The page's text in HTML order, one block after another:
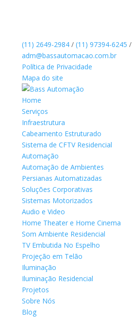
(11) 2649-2984 / (11) 97394-6245 /
adm@bassautomacao.com.br
Política de Privacidade
Mapa do site
Home
Serviços
Infraestrutura
Cabeamento Estruturado
Sistema de CFTV Residencial
Automação
Automação de Ambientes
Persianas Automatizadas
Soluções Corporativas
Sistemas Motorizados
Audio e Video
Home Theater e Home Cinema
Som Ambiente Residencial
TV Embutida No Espelho
Projeção em Telão
Iluminação
Iluminação Residencial
Projetos
Sobre Nós
Blog